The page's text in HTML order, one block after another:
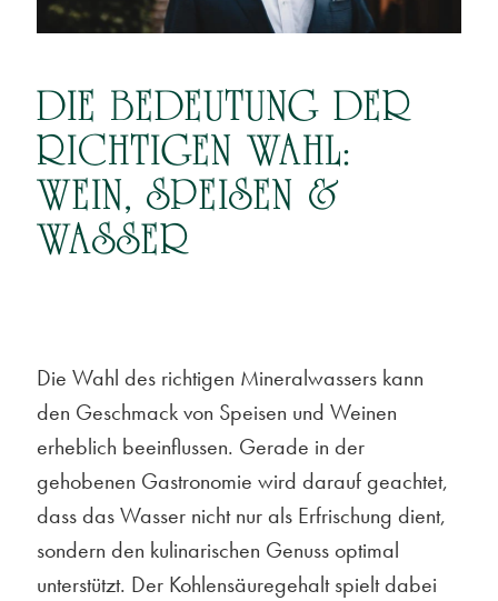
DIE BEDEUTUNG DER
RICHTIGEN WAHL:
WEIN, SPEISEN &
WASSER
Die Wahl des richtigen Mineralwassers kann
den Geschmack von Speisen und Weinen
erheblich beeinflussen. Gerade in der
gehobenen Gastronomie wird darauf geachtet,
dass das Wasser nicht nur als Erfrischung dient,
sondern den kulinarischen Genuss optimal
unterstützt. Der Kohlensäuregehalt spielt dabei